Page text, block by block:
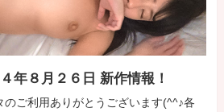
年８月２６日 新作情報！
のご利用ありがとうございます(^^♪各